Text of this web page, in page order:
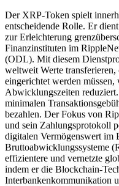
Der XRP-Token spielt
entscheidende Rolle. Er
zur Erleichterung
Finanzinstituten im
(ODL). Mit diesem
weltweit Werte
eingerichtet werden
Abwicklungszeiten
minimalen
bezahlen. Der Fokus von
und sein Zahlungsprotokoll
digitalen Vermögenswert im
Bruttoabwicklungssysteme
effizientere und vernetzte
indem er die Blockchain-
Interbankenkommunikation